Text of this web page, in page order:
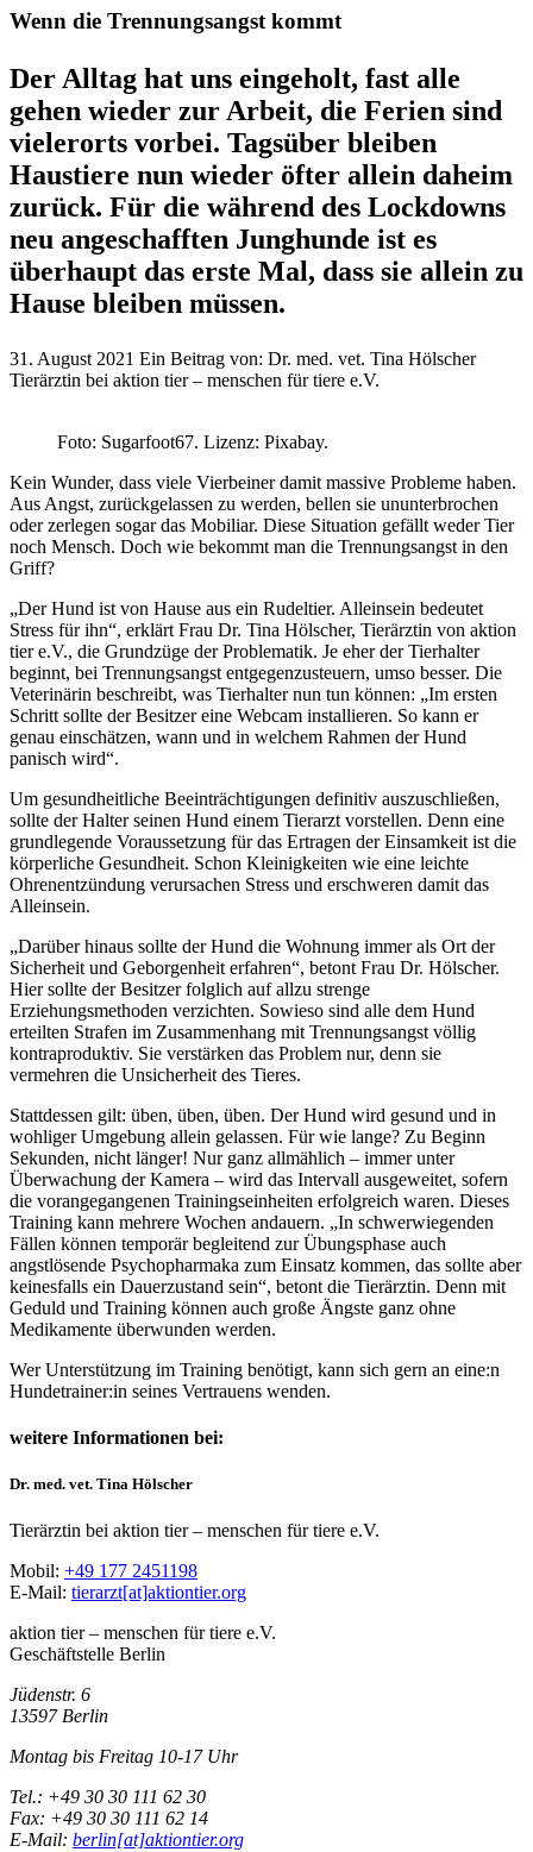
Wenn die Trennungsangst kommt
Der Alltag hat uns eingeholt, fast alle
gehen wieder zur Arbeit, die Ferien sind
vielerorts vorbei. Tagsüber bleiben
Haustiere nun wieder öfter allein daheim
zurück. Für die während des Lockdowns
neu angeschafften Junghunde ist es
überhaupt das erste Mal, dass sie allein zu
Hause bleiben müssen.
31. August 2021 Ein Beitrag von: Dr. med. vet. Tina Hölscher
Tierärztin bei aktion tier – menschen für tiere e.V.
Foto: Sugarfoot67. Lizenz: Pixabay.
Kein Wunder, dass viele Vierbeiner damit massive Probleme haben.
Aus Angst, zurückgelassen zu werden, bellen sie ununterbrochen
oder zerlegen sogar das Mobiliar. Diese Situation gefällt weder Tier
noch Mensch. Doch wie bekommt man die Trennungsangst in den
Griff?
„Der Hund ist von Hause aus ein Rudeltier. Alleinsein bedeutet
Stress für ihn“, erklärt Frau Dr. Tina Hölscher, Tierärztin von aktion
tier e.V., die Grundzüge der Problematik. Je eher der Tierhalter
beginnt, bei Trennungsangst entgegenzusteuern, umso besser. Die
Veterinärin beschreibt, was Tierhalter nun tun können: „Im ersten
Schritt sollte der Besitzer eine Webcam installieren. So kann er
genau einschätzen, wann und in welchem Rahmen der Hund
panisch wird“.
Um gesundheitliche Beeinträchtigungen definitiv auszuschließen,
sollte der Halter seinen Hund einem Tierarzt vorstellen. Denn eine
grundlegende Voraussetzung für das Ertragen der Einsamkeit ist die
körperliche Gesundheit. Schon Kleinigkeiten wie eine leichte
Ohrenentzündung verursachen Stress und erschweren damit das
Alleinsein.
„Darüber hinaus sollte der Hund die Wohnung immer als Ort der
Sicherheit und Geborgenheit erfahren“, betont Frau Dr. Hölscher.
Hier sollte der Besitzer folglich auf allzu strenge
Erziehungsmethoden verzichten. Sowieso sind alle dem Hund
erteilten Strafen im Zusammenhang mit Trennungsangst völlig
kontraproduktiv. Sie verstärken das Problem nur, denn sie
vermehren die Unsicherheit des Tieres.
Stattdessen gilt: üben, üben, üben. Der Hund wird gesund und in
wohliger Umgebung allein gelassen. Für wie lange? Zu Beginn
Sekunden, nicht länger! Nur ganz allmählich – immer unter
Überwachung der Kamera – wird das Intervall ausgeweitet, sofern
die vorangegangenen Trainingseinheiten erfolgreich waren. Dieses
Training kann mehrere Wochen andauern. „In schwerwiegenden
Fällen können temporär begleitend zur Übungsphase auch
angstlösende Psychopharmaka zum Einsatz kommen, das sollte aber
keinesfalls ein Dauerzustand sein“, betont die Tierärztin. Denn mit
Geduld und Training können auch große Ängste ganz ohne
Medikamente überwunden werden.
Wer Unterstützung im Training benötigt, kann sich gern an eine:n
Hundetrainer:in seines Vertrauens wenden.
weitere Informationen bei:
Dr. med. vet. Tina Hölscher
Tierärztin bei aktion tier – menschen für tiere e.V.
Mobil: +49 177 2451198
E-Mail: tierarzt[at]aktiontier.org
aktion tier – menschen für tiere e.V.
Geschäftstelle Berlin
Jüdenstr. 6
13597 Berlin
Montag bis Freitag 10-17 Uhr
Tel.: +49 30 30 111 62 30
Fax: +49 30 30 111 62 14
E-Mail: berlin[at]aktiontier.org